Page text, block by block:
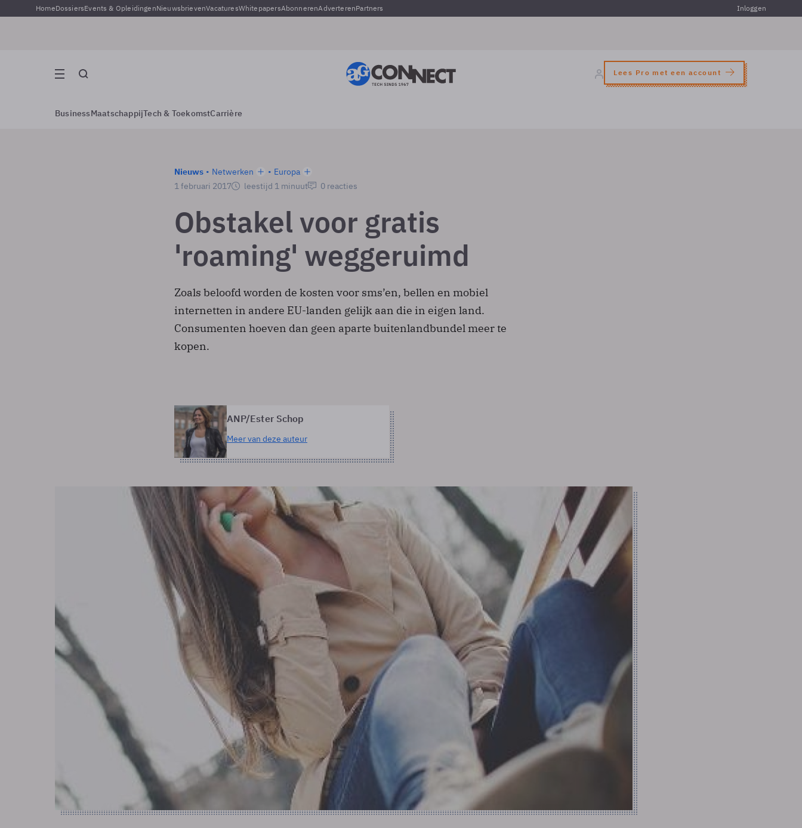
HomeDossiersEvents & OpleidingenNieuwsbrievenVacaturesWhitepapersAbonnerenAdverterenPartners Inloggen
Lees Pro met een account
BusinessMaatschappijTech & ToekomstCarrière
Nieuws Netwerken
Europa
1 februari 2017
leestijd 1 minuut 0 reacties
Obstakel voor gratis
'roaming' weggeruimd
Zoals beloofd worden de kosten voor sms’en, bellen en mobiel
internetten in andere EU-landen gelijk aan die in eigen land.
Consumenten hoeven dan geen aparte buitenlandbundel meer te
kopen.
ANP/Ester Schop
Meer van deze auteur